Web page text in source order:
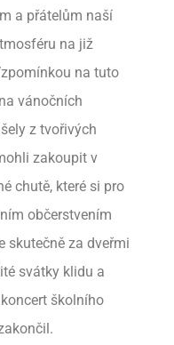
a přátelům naší
na již
na tuto
vánočních
z tvořivých
zakoupit v
chutě, které si pro
občerstvením
skutečně za dveřmi
svátky klidu a
školního